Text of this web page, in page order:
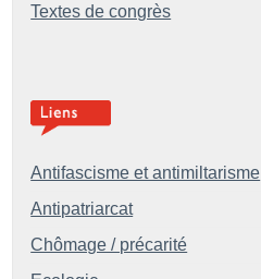
Textes de congrès
Antifascisme et antimiltarisme
Antipatriarcat
Chômage / précarité